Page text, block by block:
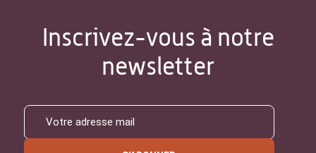
Inscrivez-vous à notre
newsletter